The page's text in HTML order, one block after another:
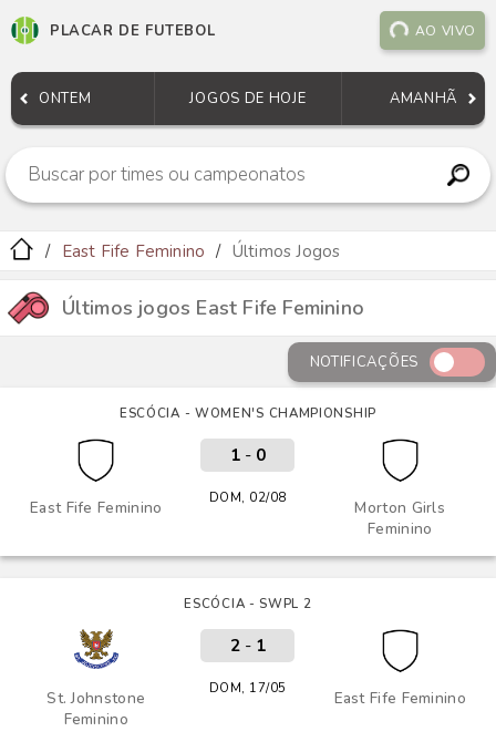
PLACAR DE FUTEBOL AO VIVO
ONTEM JOGOS DE HOJE AMANHÃ
East Fife Feminino Últimos Jogos
Últimos jogos East Fife Feminino
NOTIFICAÇÕES
ESCÓCIA - WOMEN'S CHAMPIONSHIP
East Fife Feminino
Morton Girls
Feminino
1- 0
DOM, 02/08
ESCÓCIA - SWPL 2
St. Johnstone
Feminino
East Fife Feminino
2- 1
DOM, 17/05